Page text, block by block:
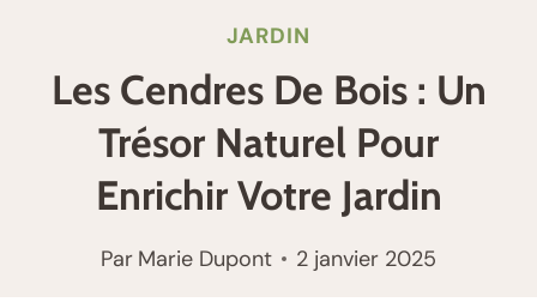
JARDIN
Les Cendres De Bois : Un
Trésor Naturel Pour
Enrichir Votre Jardin
Par Marie Dupont 2 janvier 2025